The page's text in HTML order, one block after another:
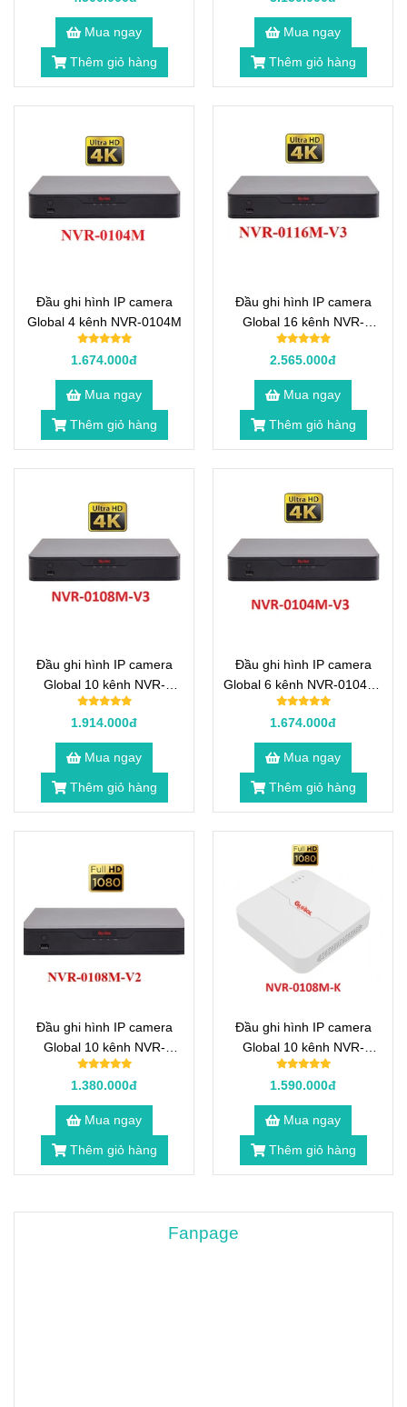
Mua ngay
Thêm giỏ hàng
Mua ngay
Thêm giỏ hàng
Đầu ghi hình IP camera
Global 4 kênh NVR-0104M
1.674.000đ
Mua ngay
Thêm giỏ hàng
Đầu ghi hình IP camera
Global 16 kênh NVR-
0116M-V3
2.565.000đ
Mua ngay
Thêm giỏ hàng
Đầu ghi hình IP camera
Global 10 kênh NVR-
0108M-V3
1.914.000đ
Mua ngay
Thêm giỏ hàng
Đầu ghi hình IP camera
Global 6 kênh NVR-0104M-
V3
1.674.000đ
Mua ngay
Thêm giỏ hàng
Đầu ghi hình IP camera
Global 10 kênh NVR-
0108M-V2
1.380.000đ
Mua ngay
Thêm giỏ hàng
Đầu ghi hình IP camera
Global 10 kênh NVR-
0108M-K
1.590.000đ
Mua ngay
Thêm giỏ hàng
Fanpage